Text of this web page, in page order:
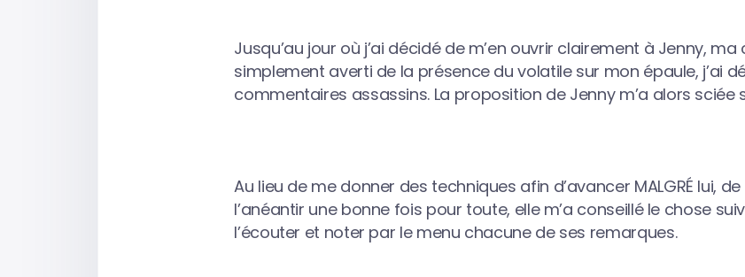
Jusqu’au jour où j’ai décidé de m’en ouvrir clairement à Jenny, ma
simplement averti de la présence du volatile sur mon épaule, j’ai
commentaires assassins. La proposition de Jenny m’a alors sciée
Au lieu de me donner des techniques afin d’avancer MALGRÉ lui,
l’anéantir une bonne fois pour toute, elle m’a conseillé le chose
l’écouter et noter par le menu chacune de ses remarques.